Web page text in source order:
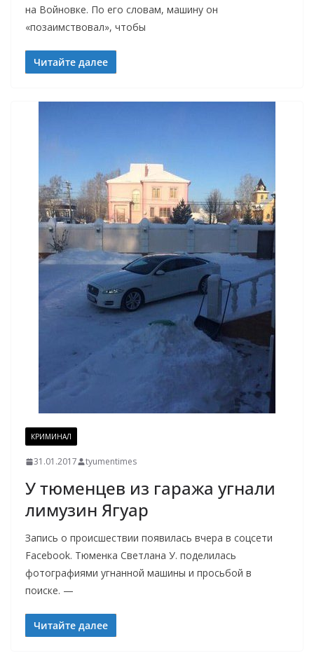
на Войновке. По его словам, машину он
«позаимствовал», чтобы
Читайте далее
КРИМИНАЛ
31.01.2017 tyumentimes
У тюменцев из гаража угнали
лимузин Ягуар
Запись о происшествии появилась вчера в соцсети
Facebook. Тюменка Светлана У. поделилась
фотографиями угнанной машины и просьбой в
поиске. —
Читайте далее